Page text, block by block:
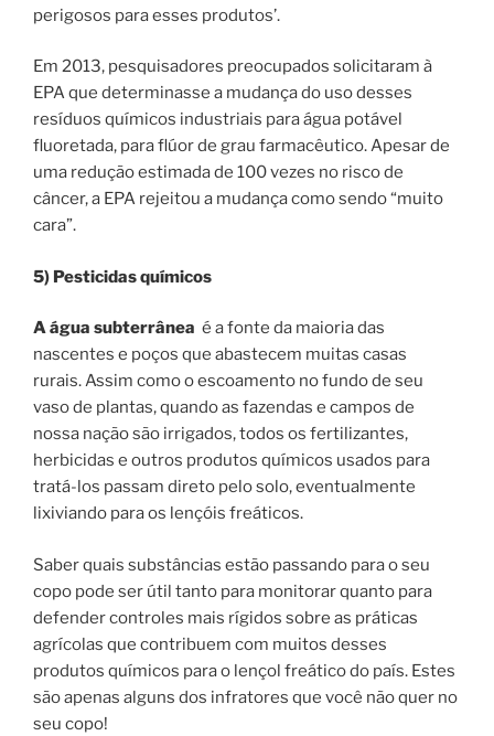
perigosos para esses produtos’.
Em 2013, pesquisadores preocupados solicitaram à
EPA que determinasse a mudança do uso desses
resíduos químicos industriais para água potável
fluoretada, para flúor de grau farmacêutico. Apesar de
uma redução estimada de 100 vezes no risco de
câncer, a EPA rejeitou a mudança como sendo “muito
cara”.
5) Pesticidas químicos
A água subterrânea é a fonte da maioria das
nascentes e poços que abastecem muitas casas
rurais. Assim como o escoamento no fundo de seu
vaso de plantas, quando as fazendas e campos de
nossa nação são irrigados, todos os fertilizantes,
herbicidas e outros produtos químicos usados ​​para
tratá-los passam direto pelo solo, eventualmente
lixiviando para os lençóis freáticos.
Saber quais substâncias estão passando para o seu
copo pode ser útil tanto para monitorar quanto para
defender controles mais rígidos sobre as práticas
agrícolas que contribuem com muitos desses
produtos químicos para o lençol freático do país. Estes
são apenas alguns dos infratores que você não quer no
seu copo!